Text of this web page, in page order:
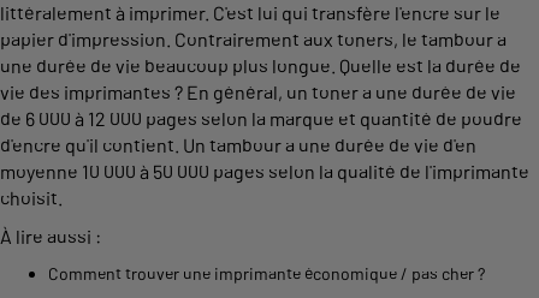
littéralement à imprimer. C'est lui qui transfère l'encre sur le
papier d'impression. Contrairement aux toners, le tambour a
une durée de vie beaucoup plus longue. Quelle est la durée de
vie des imprimantes ? En général, un toner a une durée de vie
de 6 000 à 12 000 pages selon la marque et quantité de poudre
d'encre qu'il contient. Un tambour a une durée de vie d'en
moyenne 10 000 à 50 000 pages selon la qualité de l'imprimante
choisit.
À lire aussi :
Comment trouver une imprimante économique / pas cher ?